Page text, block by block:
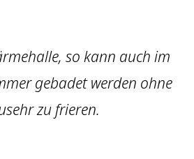
so kann auch im
gebadet werden ohne
zu frieren.